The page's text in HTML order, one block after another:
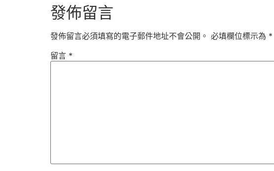
發佈留言
發佈留言必須填寫的電子郵件地址不會公開。 必填欄位標示為 *
留言 *